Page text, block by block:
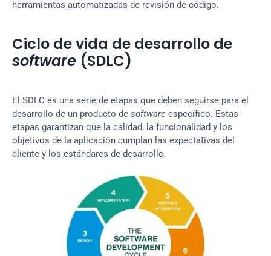
herramientas automatizadas de revisión de código.
software (SDLC)
El SDLC es una serie de etapas que deben seguirse para el
desarrollo de un producto de software específico. Estas
etapas garantizan que la calidad, la funcionalidad y los
objetivos de la aplicación cumplan las expectativas del
cliente y los estándares de desarrollo.